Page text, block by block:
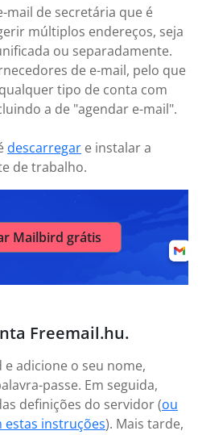
mail de secretária que é
múltiplos endereços, seja
ou separadamente.
de e-mail, pelo que
tipo de conta com
a de "agendar e-mail".
descarregar e instalar a
de trabalho.
Mailbird grátis
Freemail.hu.
adicione o seu nome,
passe. Em seguida,
definições do servidor (ou
estas instruções). Mais tarde,